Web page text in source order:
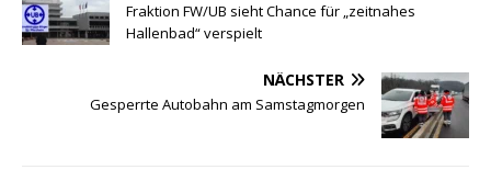
Fraktion FW/UB sieht Chance für „zeitnahes
Hallenbad“ verspielt
NÄCHSTER
Gesperrte Autobahn am Samstagmorgen